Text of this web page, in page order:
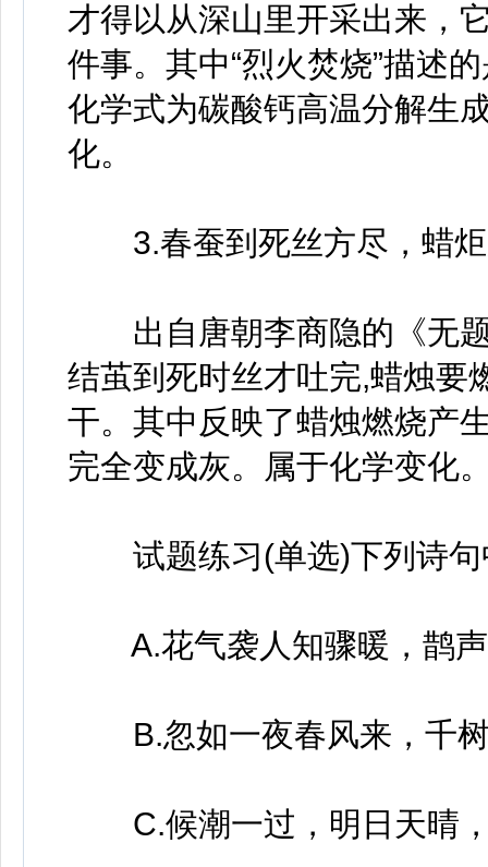
才得以从深山里开采出来，
件事。其中“烈火焚烧”描述
化学式为碳酸钙高温分解生
化。
3.春蚕到死丝方尽，蜡炬
出自唐朝李商隐的《无题
结茧到死时丝才吐完,蜡烛要
干。其中反映了蜡烛燃烧产
完全变成灰。属于化学变化
试题练习(单选)下列诗句
A.花气袭人知骤暖，鹊声
B.忽如一夜春风来，千树
C.候潮一过，明日天晴，